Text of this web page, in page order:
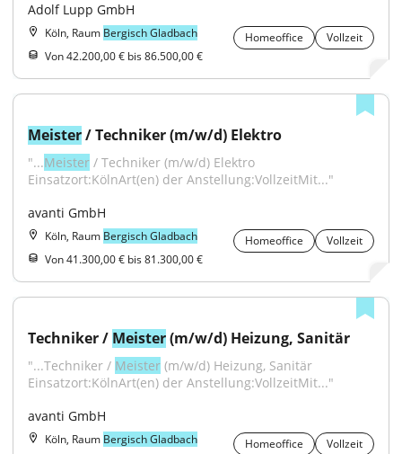
Adolf Lupp GmbH
Köln, Raum Bergisch Gladbach Homeoffice
Vollzeit
Von 42.200,00 € bis 86.500,00 €
Meister / Techniker (m/w/d) Elektro
"...Meister / Techniker (m/w/d) Elektro
Einsatzort:KölnArt(en) der Anstellung:VollzeitMit..."
avanti GmbH
Köln, Raum Bergisch Gladbach Homeoffice
Vollzeit
Von 41.300,00 € bis 81.300,00 €
Techniker / Meister (m/w/d) Heizung, Sanitär
"...Techniker / Meister (m/w/d) Heizung, Sanitär
Einsatzort:KölnArt(en) der Anstellung:VollzeitMit..."
avanti GmbH
Köln, Raum Bergisch Gladbach Homeoffice
Vollzeit